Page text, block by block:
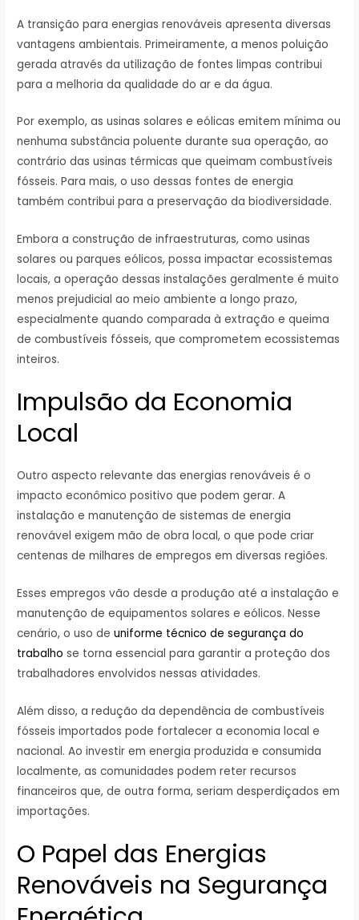
A transição para energias renováveis apresenta diversas
vantagens ambientais. Primeiramente, a menos poluição
gerada através da utilização de fontes limpas contribui
para a melhoria da qualidade do ar e da água.
Por exemplo, as usinas solares e eólicas emitem mínima ou
nenhuma substância poluente durante sua operação, ao
contrário das usinas térmicas que queimam combustíveis
fósseis. Para mais, o uso dessas fontes de energia
também contribui para a preservação da biodiversidade.
Embora a construção de infraestruturas, como usinas
solares ou parques eólicos, possa impactar ecossistemas
locais, a operação dessas instalações geralmente é muito
menos prejudicial ao meio ambiente a longo prazo,
especialmente quando comparada à extração e queima
de combustíveis fósseis, que comprometem ecossistemas
inteiros.
Impulsão da Economia
Local
Outro aspecto relevante das energias renováveis é o
impacto econômico positivo que podem gerar. A
instalação e manutenção de sistemas de energia
renovável exigem mão de obra local, o que pode criar
centenas de milhares de empregos em diversas regiões.
Esses empregos vão desde a produção até a instalação e
manutenção de equipamentos solares e eólicos. Nesse
cenário, o uso deuniforme técnico de segurança do
trabalho se torna essencial para garantir a proteção dos
trabalhadores envolvidos nessas atividades.
Além disso, a redução da dependência de combustíveis
fósseis importados pode fortalecer a economia local e
nacional. Ao investir em energia produzida e consumida
localmente, as comunidades podem reter recursos
financeiros que, de outra forma, seriam desperdiçados em
importações.
O Papel das Energias
Renováveis na Segurança